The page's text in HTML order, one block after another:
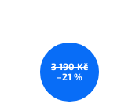
3 190 Kč
–21 %